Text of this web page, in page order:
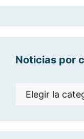
Noticias por
Noticias